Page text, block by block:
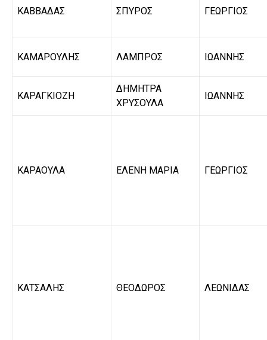
ΚΑΒΒΑΔΑΣ ΣΠΥΡΟΣ ΓΕΩΡΓΙΟΣ
ΚΑΜΑΡΟΥΛΗΣ ΛΑΜΠΡΟΣ ΙΩΑΝΝΗΣ
ΚΑΡΑΓΚΙΟΖΗ
ΔΗΜΗΤΡΑ
ΧΡΥΣΟΥΛΑ
ΙΩΑΝΝΗΣ
ΚΑΡΑΟΥΛΑ ΕΛΕΝΗ ΜΑΡΙΑ ΓΕΩΡΓΙΟΣ
ΚΑΤΣΑΛΗΣ ΘΕΟΔΩΡΟΣ ΛΕΩΝΙΔΑΣ